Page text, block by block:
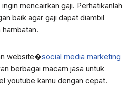
mencairkan gaji. Perhatikanlah
baik agar gaji dapat diambil
hambatan.
website�social media marketing
berbagai macam jasa untuk
youtube kamu dengan cepat.